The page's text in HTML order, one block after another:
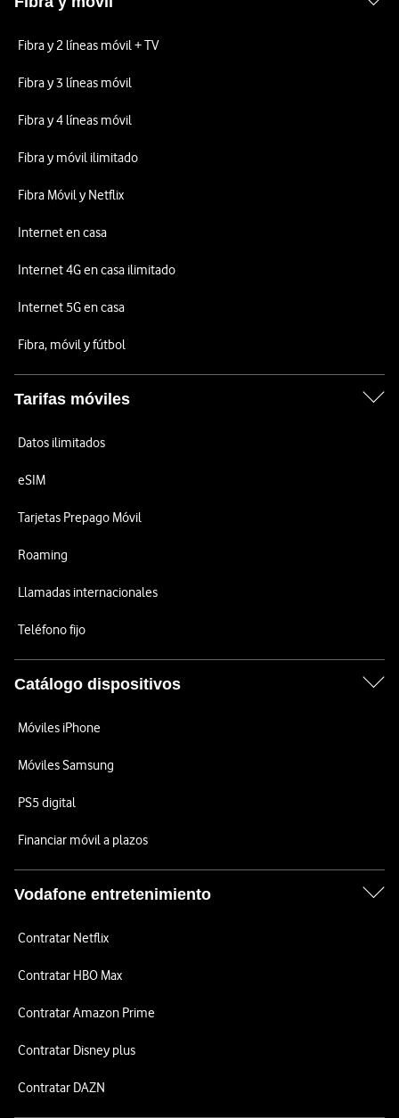
Fibra y 2 líneas móvil + TV
Fibra y 3 líneas móvil
Fibra y 4 líneas móvil
Fibra y móvil ilimitado
Fibra Móvil y Netflix
Internet en casa
Internet 4G en casa ilimitado
Internet 5G en casa
Fibra, móvil y fútbol
Tarifas móviles
Datos ilimitados
eSIM
Tarjetas Prepago Móvil
Roaming
Llamadas internacionales
Teléfono fijo
Catálogo dispositivos
Móviles iPhone
Móviles Samsung
PS5 digital
Financiar móvil a plazos
Vodafone entretenimiento
Contratar Netflix
Contratar HBO Max
Contratar Amazon Prime
Contratar Disney plus
Contratar DAZN